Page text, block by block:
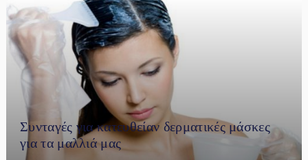
Συνταγές για κατευθείαν δερματικές μάσκες
για τα μαλλιά μας